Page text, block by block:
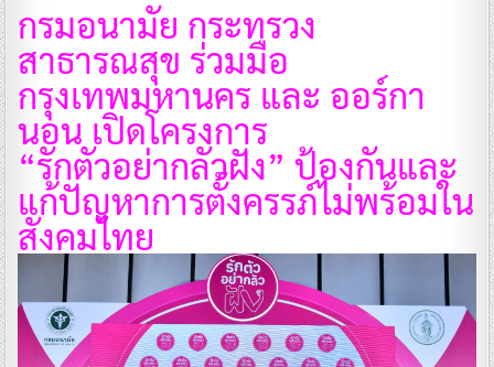
กรมอนามัย กระทรวง
สาธารณสุข ร่วมมือ
กรุงเทพมหานคร และ ออร์กา
นอน เปิดโครงการ
“รักตัวอย่ากลัวฝัง” ป้องกันและ
แก้ปัญหาการตั้งครรภ์ไม่พร้อมใน
สังคมไทย